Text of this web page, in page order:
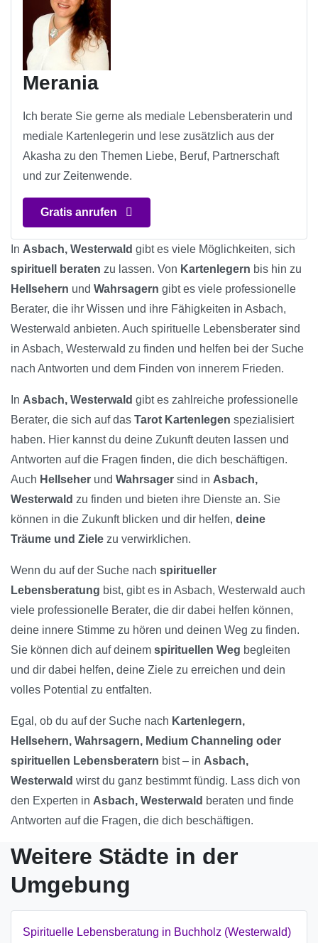
Merania
Ich berate Sie gerne als mediale Lebensberaterin und
mediale Kartenlegerin und lese zusätzlich aus der
Akasha zu den Themen Liebe, Beruf, Partnerschaft
und zur Zeitenwende.
Gratis anrufen
In Asbach, Westerwald gibt es viele Möglichkeiten, sich
spirituell beraten zu lassen. Von Kartenlegern bis hin zu
Hellsehern und Wahrsagern gibt es viele professionelle
Berater, die ihr Wissen und ihre Fähigkeiten in Asbach,
Westerwald anbieten. Auch spirituelle Lebensberater sind
in Asbach, Westerwald zu finden und helfen bei der Suche
nach Antworten und dem Finden von innerem Frieden.
In Asbach, Westerwald gibt es zahlreiche professionelle
Berater, die sich auf das Tarot Kartenlegen spezialisiert
haben. Hier kannst du deine Zukunft deuten lassen und
Antworten auf die Fragen finden, die dich beschäftigen.
Auch Hellseher und Wahrsager sind in Asbach,
Westerwald zu finden und bieten ihre Dienste an. Sie
können in die Zukunft blicken und dir helfen, deine
Träume und Ziele zu verwirklichen.
Wenn du auf der Suche nach spiritueller
Lebensberatung bist, gibt es in Asbach, Westerwald auch
viele professionelle Berater, die dir dabei helfen können,
deine innere Stimme zu hören und deinen Weg zu finden.
Sie können dich auf deinem spirituellen Weg begleiten
und dir dabei helfen, deine Ziele zu erreichen und dein
volles Potential zu entfalten.
Egal, ob du auf der Suche nach Kartenlegern,
Hellsehern, Wahrsagern, Medium Channeling oder
spirituellen Lebensberatern bist – in Asbach,
Westerwald wirst du ganz bestimmt fündig. Lass dich von
den Experten in Asbach, Westerwald beraten und finde
Antworten auf die Fragen, die dich beschäftigen.
Weitere Städte in der
Umgebung
Spirituelle Lebensberatung in Buchholz (Westerwald)